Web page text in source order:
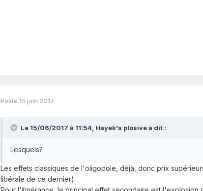
Posté 15 juin 2017
Le 15/06/2017 à 11:54, Hayek's plosivea dit :
Lesquels?
Les effets classiques de l'oligopole, déjà, donc prix
libérale de ce dernier).